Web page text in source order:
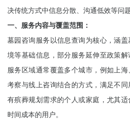
决传统方式中信息分散、沟通低效等问题
一、服务内容与覆盖范围：
墓园咨询服务以信息查询为核心，涵
境等基础信息，部分服务延伸至政策解
服务区域通常覆盖多个城市，例如上
考察与线上咨询结合的方式，满足不
有殡葬规划需求的个人或家庭，尤其
时间成本的用户。